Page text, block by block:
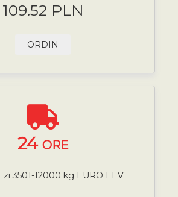
109.52 PLN
ORDIN
24 ORE
zi 3501-12000 kg EURO EEV